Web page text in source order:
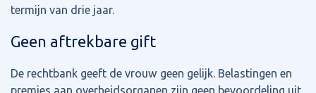
termijn van drie jaar.
Geen aftrekbare gift
De rechtbank geeft de vrouw geen gelijk. Belastingen en
premies aan overheidsorganen zijn geen bevoordeling uit